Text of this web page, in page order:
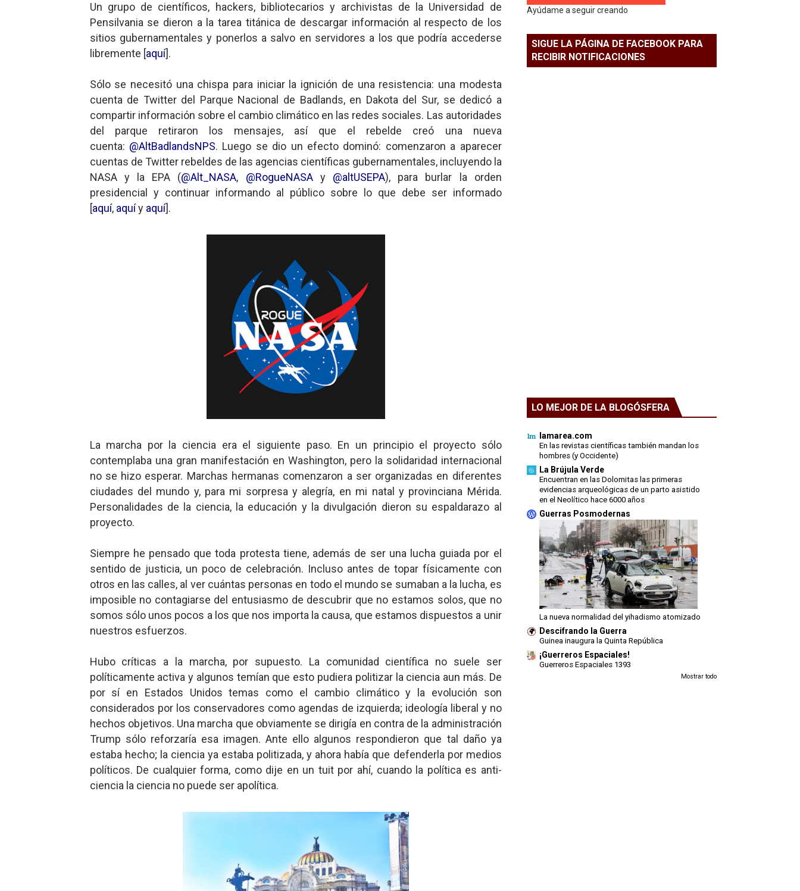
Un grupo de científicos, hackers, bibliotecarios y archivistas de la Universidad de
Pensilvania se dieron a la tarea titánica de descargar información al respecto de los
sitios gubernamentales y ponerlos a salvo en servidores a los que podría accederse
libremente [aquí].
Sólo se necesitó una chispa para iniciar la ignición de una resistencia: una modesta
cuenta de Twitter del Parque Nacional de Badlands, en Dakota del Sur, se dedicó a
compartir información sobre el cambio climático en las redes sociales. Las autoridades
del parque retiraron los mensajes, así que el rebelde creó una nueva
cuenta: @AltBadlandsNPS. Luego se dio un efecto dominó: comenzaron a aparecer
cuentas de Twitter rebeldes de las agencias científicas gubernamentales, incluyendo la
NASA y la EPA (@Alt_NASA, @RogueNASAy @altUSEPA), para burlar la orden
presidencial y continuar informando al público sobre lo que debe ser informado
[aquí, aquíy aquí].
La marcha por la ciencia era el siguiente paso. En un principio el proyecto sólo
contemplaba una gran manifestación en Washington, pero la solidaridad internacional
no se hizo esperar. Marchas hermanas comenzaron a ser organizadas en diferentes
ciudades del mundo y, para mi sorpresa y alegría, en mi natal y provinciana Mérida.
Personalidades de la ciencia, la educación y la divulgación dieron su espaldarazo al
proyecto.
Siempre he pensado que toda protesta tiene, además de ser una lucha guiada por el
sentido de justicia, un poco de celebración. Incluso antes de topar físicamente con
otros en las calles, al ver cuántas personas en todo el mundo se sumaban a la lucha, es
imposible no contagiarse del entusiasmo de descubrir que no estamos solos, que no
somos sólo unos pocos a los que nos importa la causa, que estamos dispuestos a unir
nuestros esfuerzos.
Hubo críticas a la marcha, por supuesto. La comunidad científica no suele ser
políticamente activa y algunos temían que esto pudiera politizar la ciencia aun más. De
por sí en Estados Unidos temas como el cambio climático y la evolución son
considerados por los conservadores como agendas de izquierda; ideología liberal y no
hechos objetivos. Una marcha que obviamente se dirigía en contra de la administración
Trump sólo reforzaría esa imagen. Ante ello algunos respondieron que tal daño ya
estaba hecho; la ciencia ya estaba politizada, y ahora había que defenderla por medios
políticos. De cualquier forma, como dije en un tuit por ahí, cuando la política es anti-
ciencia la ciencia no puede ser apolítica.
Ayúdame a seguir creando
SIGUE LA PÁGINA DE FACEBOOK PARA
RECIBIR NOTIFICACIONES
LO MEJOR DE LA BLOGÓSFERA
lamarea.com
En las revistas científicas también mandan los
hombres (y Occidente)
La Brújula Verde
Encuentran en las Dolomitas las primeras
evidencias arqueológicas de un parto asistido
en el Neolítico hace 6000 años
Guerras Posmodernas
La nueva normalidad del yihadismo atomizado
Descifrando la Guerra
Guinea inaugura la Quinta República
¡Guerreros Espaciales!
Guerreros Espaciales 1393
Mostrar todo